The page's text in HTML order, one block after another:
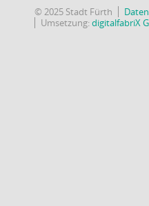
© 2025 Stadt Fürth
Umsetzung:digitalfabriX